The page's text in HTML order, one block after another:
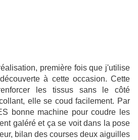
première fois que j'utilise
découverte à cette occasion. Cette
les tissus sans le côté
elle se coud facilement. Par
bonne machine pour coudre les
galéré et ça se voit dans la pose
bilan des courses deux aiguilles